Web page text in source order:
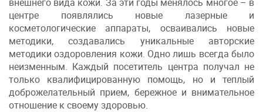
центре появлялись новые лазерные и
косметологические аппараты, осваивались новые
методики, создавались уникальные авторские
методики оздоровления кожи. Одно лишь всегда было
неизменным. Каждый посетитель центра получал не
только квалифицированную помощь, но и теплый
доброжелательный прием, бережное и внимательное
отношение к своему здоровью.